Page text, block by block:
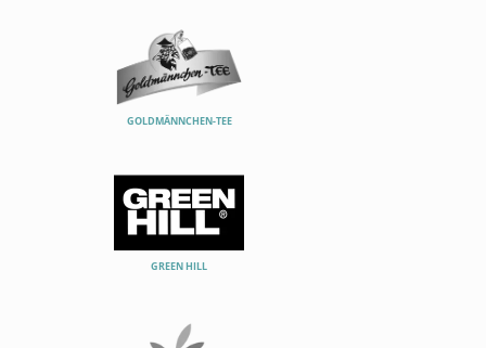
GOLDMÄNNCHEN-TEE
GREEN HILL